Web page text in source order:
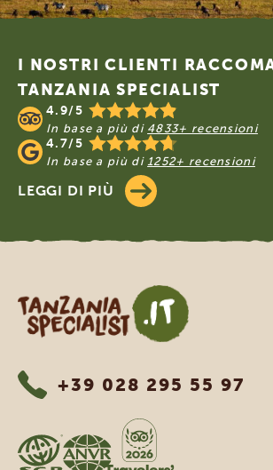
I NOSTRI CLIENTI
TANZANIA SPECIALIST
4.9/5
In base a più di 4833+ recensioni
4.7/5
In base a più di1252+ recensioni
LEGGI DI PIÙ
Tanzania Specialist
+39 028 295 55 97